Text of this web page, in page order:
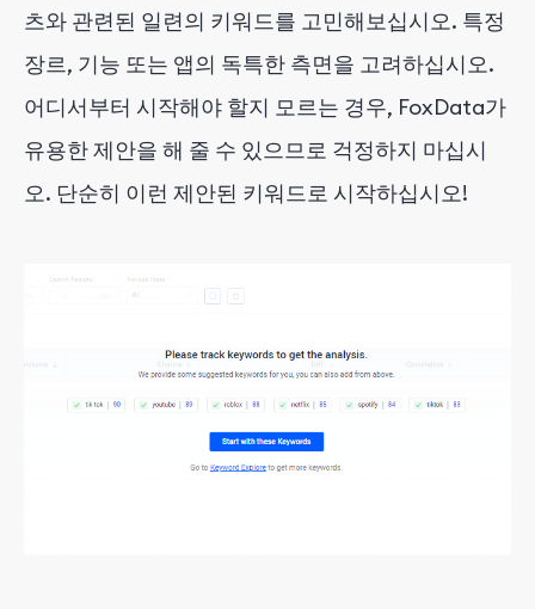
츠와 관련된 일련의 키워드를 고민해보십시오. 특정
장르, 기능 또는 앱의 독특한 측면을 고려하십시오.
어디서부터 시작해야 할지 모르는 경우, FoxData가
유용한 제안을 해 줄 수 있으므로 걱정하지 마십시
오. 단순히 이런 제안된 키워드로 시작하십시오!